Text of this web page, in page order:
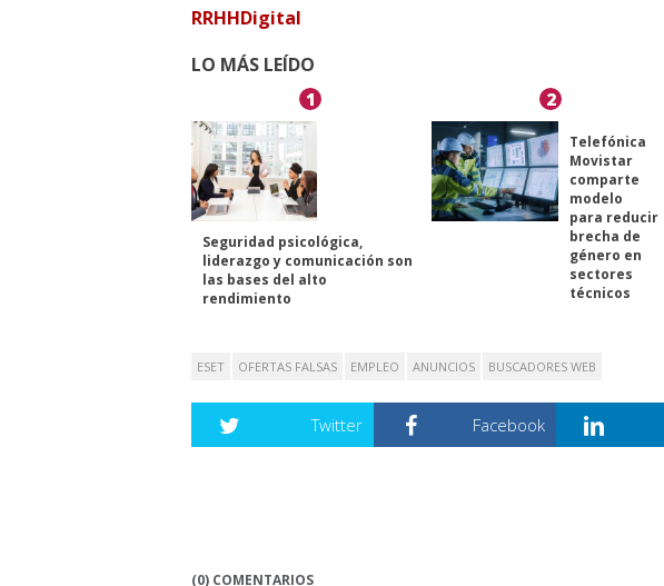
RRHHDigital
LO MÁS LEÍDO
1
Seguridad psicológica,
liderazgo y comunicación son
las bases del alto
rendimiento
2
Telefónica
Movistar
comparte
modelo
para reducir
brecha de
género en
sectores
técnicos
ESET OFERTAS FALSAS EMPLEO ANUNCIOS BUSCADORES WEB
Twitter Facebook
(0) COMENTARIOS